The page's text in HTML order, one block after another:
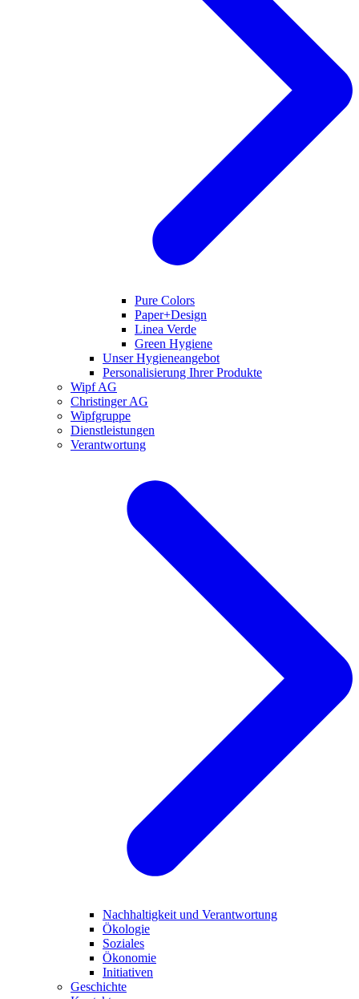
Pure Colors
Paper+Design
Linea Verde
Green Hygiene
Unser Hygieneangebot
Personalisierung Ihrer Produkte
Wipf AG
Christinger AG
Wipfgruppe
Dienstleistungen
Verantwortung
Nachhaltigkeit und Verantwortung
Ökologie
Soziales
Ökonomie
Initiativen
Geschichte